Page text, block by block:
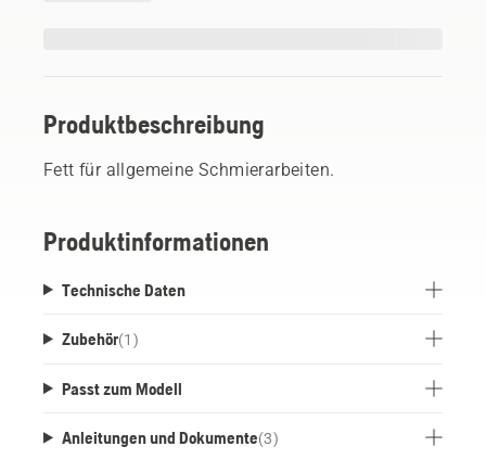
Produktbeschreibung
Fett für allgemeine Schmierarbeiten.
Produktinformationen
Technische Daten
Zubehör(1 )
Passt zum Modell
Anleitungen und Dokumente(3)